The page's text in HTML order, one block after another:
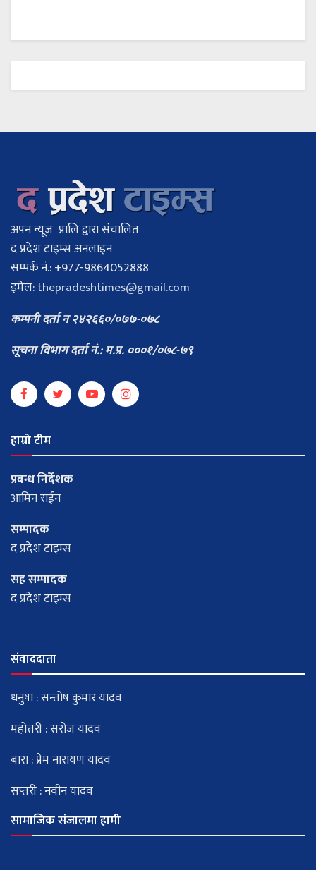
अपन न्यूज प्रालि द्वारा संचालित
द प्रदेश टाइम्स अनलाइन
सम्पर्क नं.: +977-9864052888
इमेल:thepradeshtimes@gmail.com
कम्पनी दर्ता न २४२६६०/०७७-०७८
सूचना विभाग दर्ता नं.: म.प्र. ०००१/०७८-७९
हाम्रो टीम
प्रबन्ध निर्देशक
आमिन राईन
सम्पादक
द प्रदेश टाइम्स
सह सम्पादक
द प्रदेश टाइम्स
संवाददाता
धनुषा : सन्तोष कुमार यादव
महोत्तरी : सरोज यादव
बारा : प्रेम नारायण यादव
सप्तरी : नवीन यादव
सामाजिक संजालमा हामी